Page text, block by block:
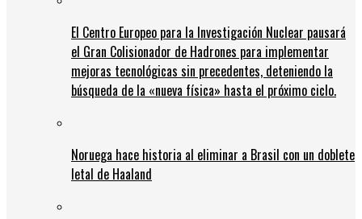
El Centro Europeo para la Investigación Nuclear pausará
el Gran Colisionador de Hadrones para implementar
mejoras tecnológicas sin precedentes, deteniendo la
búsqueda de la «nueva física» hasta el próximo ciclo.
Noruega hace historia al eliminar a Brasil con un doblete
letal de Haaland